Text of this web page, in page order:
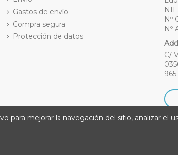
Gastos de envío
Compra segura
Protección de datos
Nº
Nº
C/
para mejorar la navegación del sitio, analizar el